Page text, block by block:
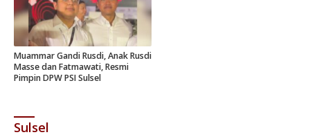
Muammar Gandi Rusdi, Anak Rusdi
Masse dan Fatmawati, Resmi
Pimpin DPW PSI Sulsel
Sulsel